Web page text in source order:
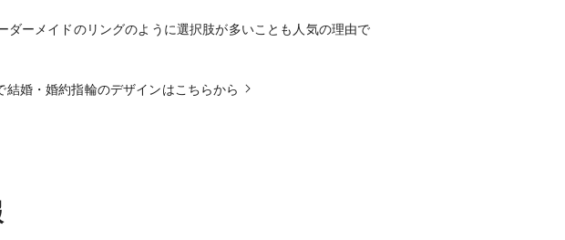
ダーメイドのリングのように選択肢が多いことも人気の理由で
婚・婚約指輪のデザインはこちらから